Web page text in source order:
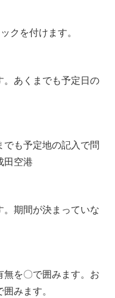
クを付けます。
。あくまでも予定日の
でも予定地の記入で問
田空港
。期間が決まっていな
を〇で囲みます。お
みます。